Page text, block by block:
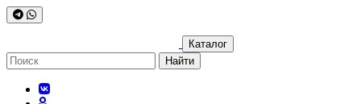
Каталог
Найти